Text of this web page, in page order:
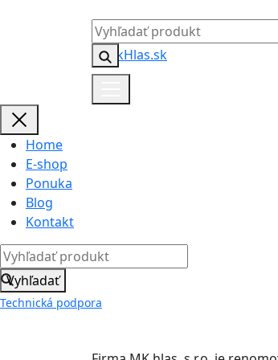
Home
E-shop
Ponuka
Blog
Kontakt
Vyhľadať
Technická podpora